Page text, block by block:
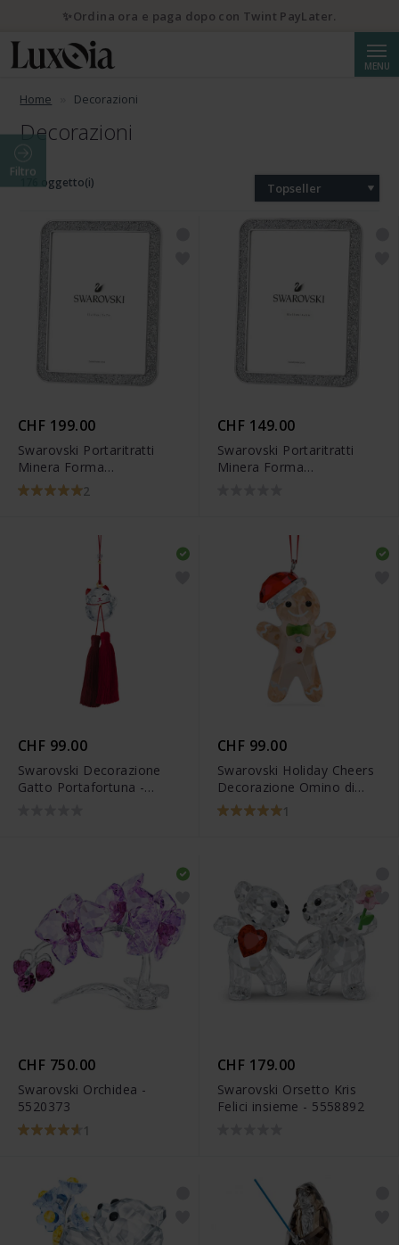
MENU
Home Decorazioni
Decorazioni
Filtro
176 oggetto(i) Topseller
CHF 199.00
Swarovski Portaritratti
Minera Forma
rettangolare Medio Tono
argentato - 5351296
2
CHF 149.00
Swarovski Portaritratti
Minera Forma
CHF 99.00
Swarovski Decorazione
Gatto Portafortuna -
CHF 99.00
Swarovski Holiday Cheers
Decorazione Omino di
Pan di Zenzero - 5627607
1
CHF 750.00
Swarovski Orchidea -
5520373
1
CHF 179.00
Swarovski Orsetto Kris
Felici insieme - 5558892
✨Ordina ora e paga dopo con Twint PayLater.